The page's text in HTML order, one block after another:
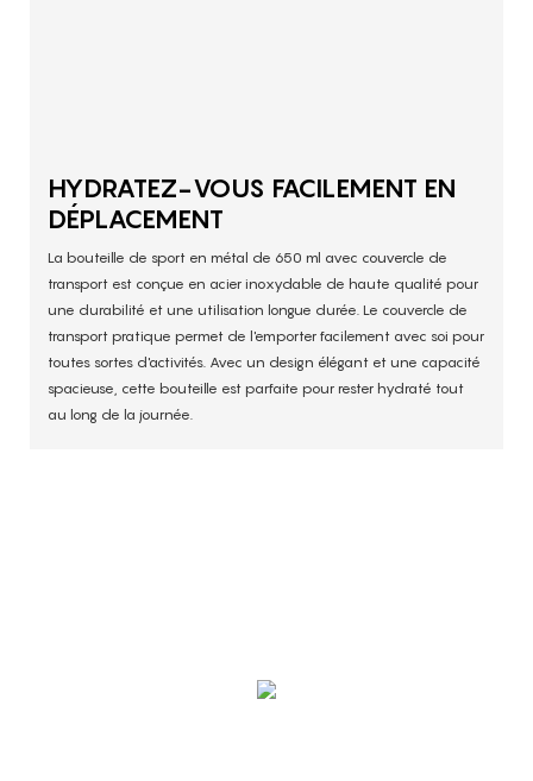
HYDRATEZ-VOUS FACILEMENT EN
DÉPLACEMENT
La bouteille de sport en métal de 650 ml avec couvercle de
transport est conçue en acier inoxydable de haute qualité pour
une durabilité et une utilisation longue durée. Le couvercle de
transport pratique permet de l'emporter facilement avec soi pour
toutes sortes d'activités. Avec un design élégant et une capacité
spacieuse, cette bouteille est parfaite pour rester hydraté tout
au long de la journée.